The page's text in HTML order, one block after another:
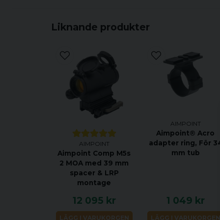
Liknande produkter
AIMPOINT
Aimpoint Comp M5s
2 MOA med 39 mm
spacer & LRP
montage
12 095 kr
LÄGG I VARUKORGEN
AIMPOINT
Aimpoint® Acro
adapter ring, För
mm tub
1 049 kr
LÄGG I VARUKORGEN